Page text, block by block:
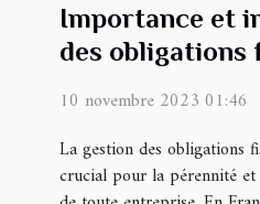
Importance et
des obligations
10 novembre 2023 01:46
La gestion des obligations
crucial pour la pérennité